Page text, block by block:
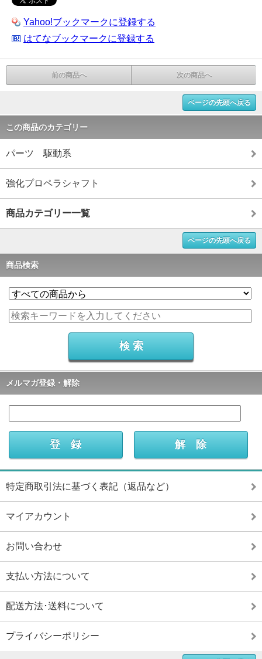
Yahoo!ブックマークに登録する
はてなブックマークに登録する
前の商品へ 次の商品へ
ページの先頭へ戻る
この商品のカテゴリー
パーツ 駆動系
強化プロペラシャフト
商品カテゴリー一覧
ページの先頭へ戻る
商品検索
メルマガ登録・解除
特定商取引法に基づく表記（返品など）
マイアカウント
お問い合わせ
支払い方法について
配送方法･送料について
プライバシーポリシー